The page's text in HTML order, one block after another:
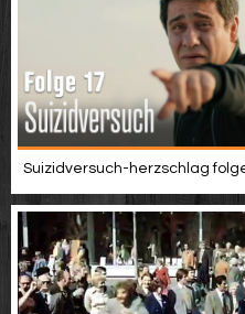
Suizidversuch-herzschlag